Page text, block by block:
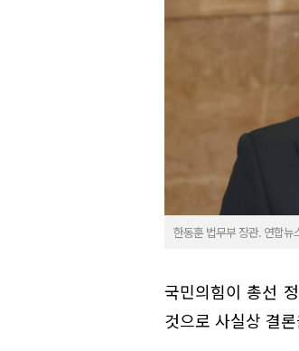
한동훈 법무부 장관. 연합뉴
국민의힘이 총선
것으로 사실상 결